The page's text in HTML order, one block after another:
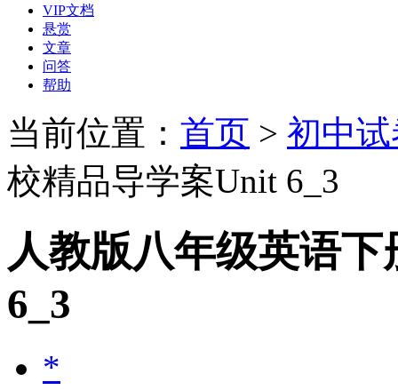
VIP文档
悬赏
文章
问答
帮助
当前位置： 首页 > 初中
校精品导学案Unit 6_3
人教版八年级英语
6_3
*